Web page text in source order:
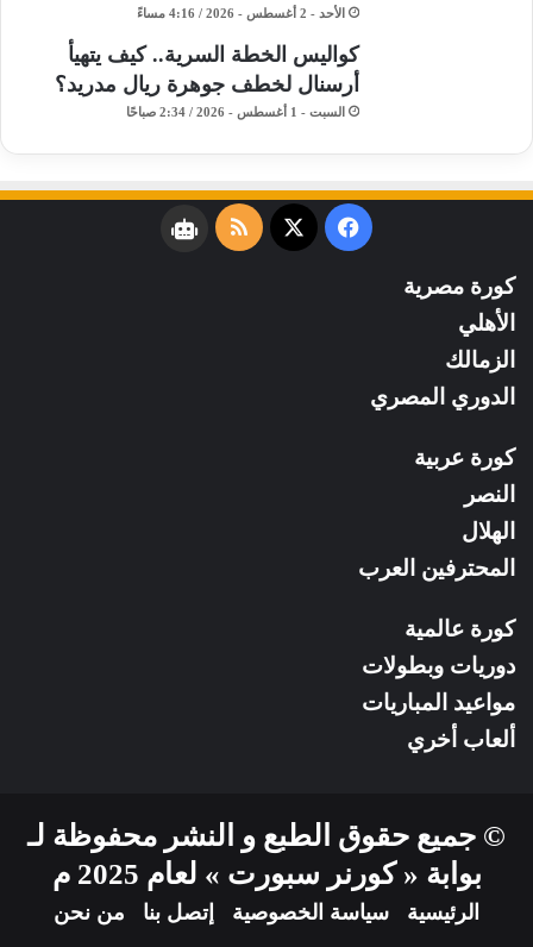
الأحد - 2 أغسطس - 2026 / 4:16 مساءً
كواليس الخطة السرية.. كيف يتهيأ
أرسنال لخطف جوهرة ريال مدريد؟
السبت - 1 أغسطس - 2026 / 2:34 صباحًا
فيسبوك
‫X
ملخصنبض
كورة مصرية
الأهلي
الزمالك
الدوري المصري
كورة عربية
النصر
الهلال
المحترفين العرب
كورة عالمية
دوريات وبطولات
مواعيد المباريات
ألعاب أخري
© جميع حقوق الطبع و النشر محفوظة لـ
بوابة « كورنر سبورت » لعام 2025 م
الرئيسية سياسة الخصوصية إتصل بنا من نحن